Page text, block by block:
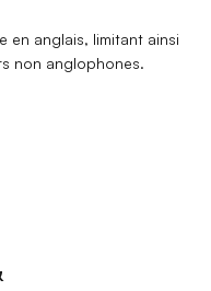
en anglais, limitant ainsi
non anglophones.